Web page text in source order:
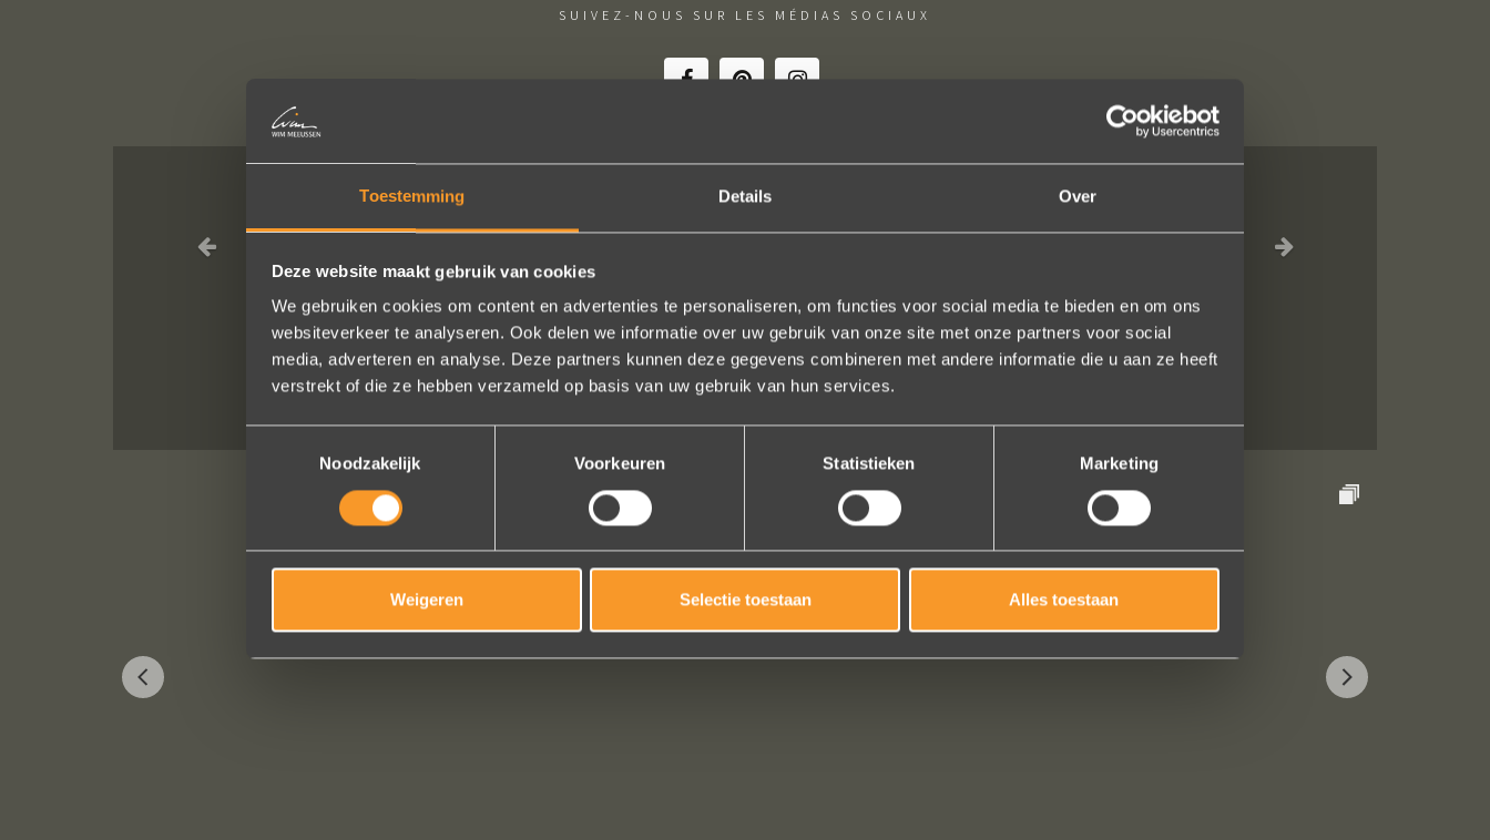
Toestemming Details Over
Deze website maakt gebruik van cookies
We gebruiken cookies om content en advertenties te personaliseren, om functies voor social media te bieden en om ons
websiteverkeer te analyseren. Ook delen we informatie over uw gebruik van onze site met onze partners voor social
media, adverteren en analyse. Deze partners kunnen deze gegevens combineren met andere informatie die u aan ze heeft
verstrekt of die ze hebben verzameld op basis van uw gebruik van hun services.
Noodzakelijk
Voorkeuren Statistieken Marketing
Weigeren Selectie toestaan Alles toestaan
SUIVEZ-NOUS SUR LES MÉDIAS SOCIAUX
van van de ringen (we wonen in het buitenland). Alles tip top en dat mag hoog en duidelijk gezegd
worden.
Brigitte Antoine Guiet
Bekijk al onze reviews